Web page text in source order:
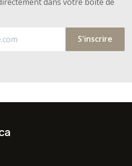
S'inscrire